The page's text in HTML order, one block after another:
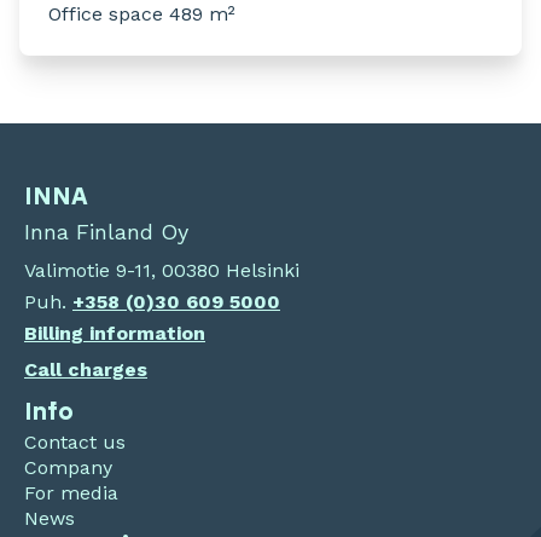
Office space 489 m²
INNA
Inna Finland Oy
Valimotie 9-11, 00380 Helsinki
Puh. +358 (0)30 609 5000
Billing information
Call charges
Info
Contact us
Company
For media
News